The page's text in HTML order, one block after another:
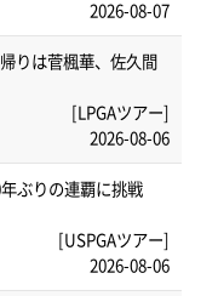
2026-08-07
りは菅楓華、佐久間
[LPGAツアー]
2026-08-06
ぶりの連覇に挑戦
[USPGAツアー]
2026-08-06